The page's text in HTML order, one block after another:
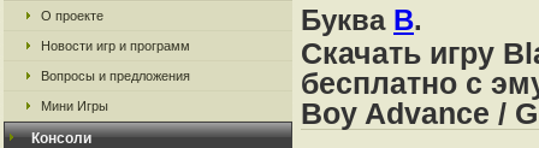
О проекте
Новости игр и программ
Вопросы и предложения
Мини Игры
Консоли
Буква B.
Скачать игру
бесплатно с
Boy Advance /